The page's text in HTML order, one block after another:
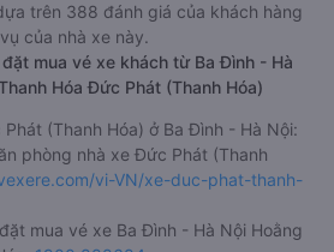
trên 388 đánh giá của khách hàng
của nhà xe này.
mua vé xe khách từ Ba Đình - Hà
Hóa Đức Phát (Thanh Hóa)
(Thanh Hóa) ở Ba Đình - Hà Nội:
phòng nhà xe Đức Phát (Thanh
vi-VN/xe-duc-phat-thanh-
mua vé xe Ba Đình - Hà Nội Hoằng